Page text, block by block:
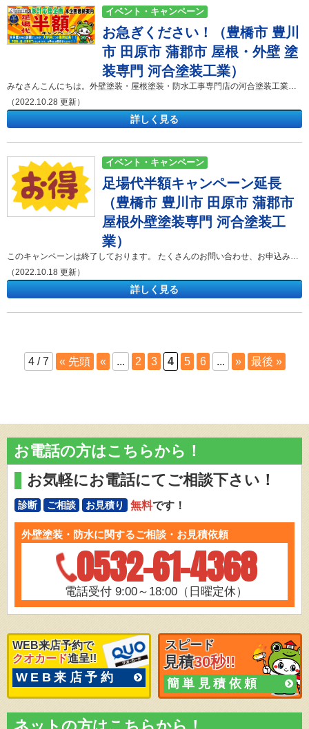
お急ぎください！（豊橋市 豊川
市 田原市 蒲郡市 屋根・外壁 塗
装専門 河合塗装工業）
（2022.10.28 更新）
詳しく見る
イベント・キャンペーン
足場代半額キャンペーン延長
（豊橋市 豊川市 田原市 蒲郡市
屋根外壁塗装専門 河合塗装工
業）
（2022.10.18 更新）
詳しく見る
イベント・キャンペーン
4 / 7 « 先頭 « ... 2 3 4 5 6 ... » 最後 »
お電話の方はこちらから！
お気軽にお電話にてご相談下さい！
診断 ご相談 お見積り 無料です！
外壁塗装・防水に関するご相談・お見積依頼
0532-61-4368
電話受付 9:00～18:00（日曜定休）
WEB来店予約で
クオカード進呈!!
WEB来店予約
スピード
見積30秒!!
簡単見積依頼